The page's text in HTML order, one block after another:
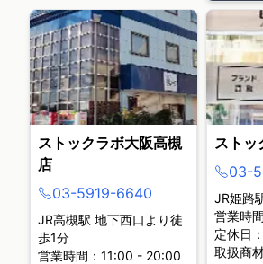
ストックラボ大阪高槻
店
03-5919-6640
JR高槻駅 地下西口より徒
歩1分
営業時間：11:00 - 20:00
ストッ
03-
JR姫路
営業時
定休日
取扱商